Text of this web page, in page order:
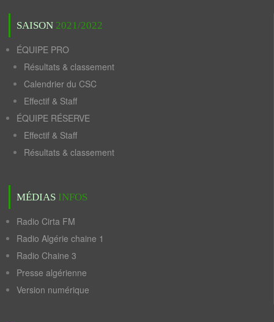
SAISON 2021/2022
ÉQUIPE PRO
Résultats & classement
Calendrier du CSC
Effectif & Staff
ÉQUIPE RÉSERVE
Effectif & Staff
Résultats & classement
MÉDIAS INFOS
Radio Cirta FM
Radio Algérie chaine 1
Radio Chaine 3
Presse algérienne
Version numérique